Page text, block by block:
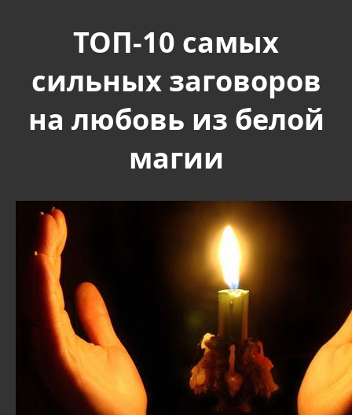
ТОП-10 самых
сильных заговоров
на любовь из белой
магии